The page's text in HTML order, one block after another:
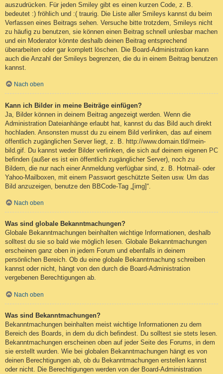
auszudrücken. Für jeden Smiley gibt es einen kurzen Code, z. B.
bedeutet :) fröhlich und :( traurig. Die Liste aller Smileys kannst du beim
Verfassen eines Beitrags sehen. Versuche bitte trotzdem, Smileys nicht
zu häufig zu benutzen, sie können einen Beitrag schnell unlesbar machen
und ein Moderator könnte deshalb deinen Beitrag entsprechend
überarbeiten oder gar komplett löschen. Die Board-Administration kann
auch die Anzahl der Smileys begrenzen, die du in einem Beitrag benutzen
kannst.
Nach oben
Kann ich Bilder in meine Beiträge einfügen?
Ja, Bilder können in deinem Beitrag angezeigt werden. Wenn die
Administration Dateianhänge erlaubt hat, kannst du das Bild auch direkt
hochladen. Ansonsten musst du zu einem Bild verlinken, das auf einem
öffentlich zugänglichen Server liegt, z. B. http://www.domain.tld/mein-
bild.gif. Du kannst weder Bilder verlinken, die sich auf deinem eigenen PC
befinden (außer es ist ein öffentlich zugänglicher Server), noch zu
Bildern, die nur nach einer Anmeldung verfügbar sind, z. B. Hotmail- oder
Yahoo-Mailboxen, mit einem Passwort geschützte Seiten usw. Um das
Bild anzuzeigen, benutze den BBCode-Tag „[img]“.
Nach oben
Was sind globale Bekanntmachungen?
Globale Bekanntmachungen beinhalten wichtige Informationen, deshalb
solltest du sie so bald wie möglich lesen. Globale Bekanntmachungen
erscheinen ganz oben in jedem Forum und ebenfalls in deinem
persönlichen Bereich. Ob du eine globale Bekanntmachung schreiben
kannst oder nicht, hängt von den durch die Board-Administration
vergebenen Berechtigungen ab.
Nach oben
Was sind Bekanntmachungen?
Bekanntmachungen beinhalten meist wichtige Informationen zu dem
Bereich des Boards, in dem du dich befindest. Du solltest sie stets lesen.
Bekanntmachungen erscheinen oben auf jeder Seite des Forums, in dem
sie erstellt wurden. Wie bei globalen Bekanntmachungen hängt es von
deinen Berechtigungen ab, ob du Bekanntmachungen erstellen kannst
oder nicht. Die Berechtigungen werden von der Board-Administration